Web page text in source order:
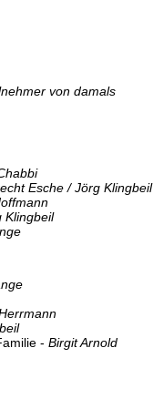
von damals
Esche / Jörg Klingbeil
Klingbeil
- Birgit Arnold